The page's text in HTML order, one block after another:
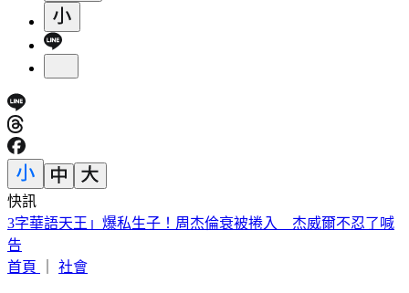
快訊
今天關公生日！「6類人必拜」求財、轉運靈爆 這類人當心
拜錯
首頁
社會